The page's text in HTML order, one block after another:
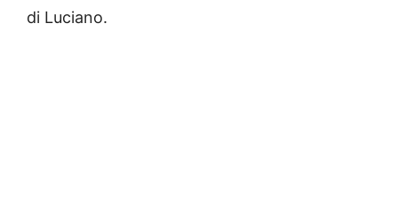
di Luciano.